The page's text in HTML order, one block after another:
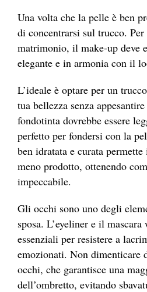
Una volta che la pelle è ben
di concentrarsi sul trucco.
matrimonio, il make-up deve
elegante e in armonia con il
L’ideale è optare per un
tua bellezza senza
fondotinta dovrebbe essere
perfetto per fondersi con la
ben idratata e curata
meno prodotto, ottenendo
impeccabile.
Gli occhi sono uno degli
sposa. L’eyeliner e il
essenziali per resistere a
emozionati. Non dimenticare
occhi, che garantisce una
dell’ombretto, evitando